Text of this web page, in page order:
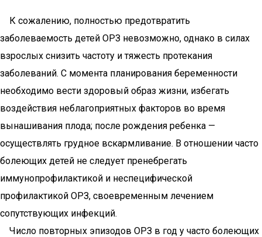
К сожалению, полностью предотвратить
заболеваемость детей ОРЗ невозможно, однако в силах
взрослых снизить частоту и тяжесть протекания
заболеваний. С момента планирования беременности
необходимо вести здоровый образ жизни, избегать
воздействия неблагоприятных факторов во время
вынашивания плода; после рождения ребенка —
осуществлять грудное вскармливание. В отношении часто
болеющих детей не следует пренебрегать
иммунопрофилактикой и неспецифической
профилактикой ОРЗ, своевременным лечением
сопутствующих инфекций.
Число повторных эпизодов ОРЗ в год у часто болеющих